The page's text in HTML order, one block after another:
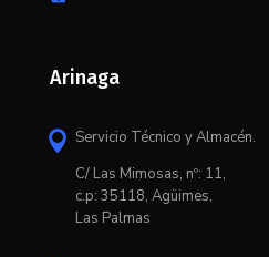
Arinaga
 Servicio Técnico y Almacén.
C/ Las Mimosas, nº: 11,
c.p: 35118, Agüimes,
Las Palmas